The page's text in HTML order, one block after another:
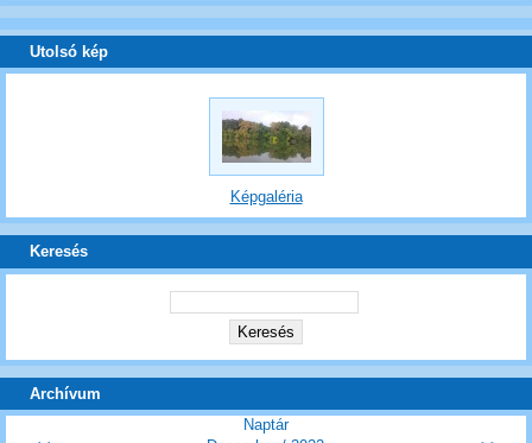
Utolsó kép
Képgaléria
Keresés
Archívum
Naptár